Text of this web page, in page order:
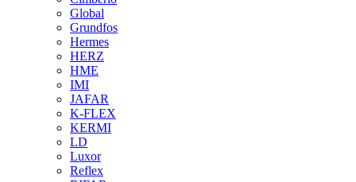
Global
Grundfos
Hermes
HERZ
HME
IMI
JAFAR
K-FLEX
KERMI
LD
Luxor
Reflex